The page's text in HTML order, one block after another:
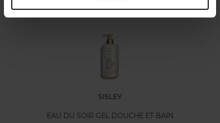
SISLEY
EAU DU SOIR GEL DOUCHE ET BAIN